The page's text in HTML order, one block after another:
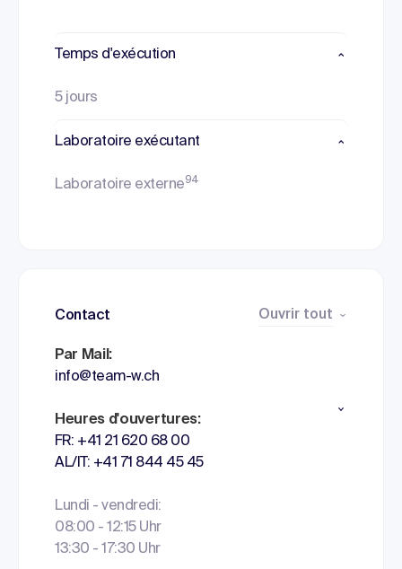
Temps d'exécution
5 jours
Laboratoire exécutant
Laboratoire externe94
Contact Ouvrir tout
Par Mail:
info@team-w.ch
Heures d'ouvertures:
FR: +41 21 620 68 00
AL/IT: +41 71 844 45 45
Lundi - vendredi:
08:00 - 12:15 Uhr
13:30 - 17:30 Uhr